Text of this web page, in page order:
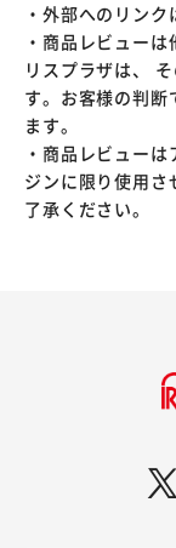
・外部へのリンク
・商品レビュー
リスプラザは、
す。お客様の判断
ます。
・商品レビュー
ジンに限り使用
了承ください。